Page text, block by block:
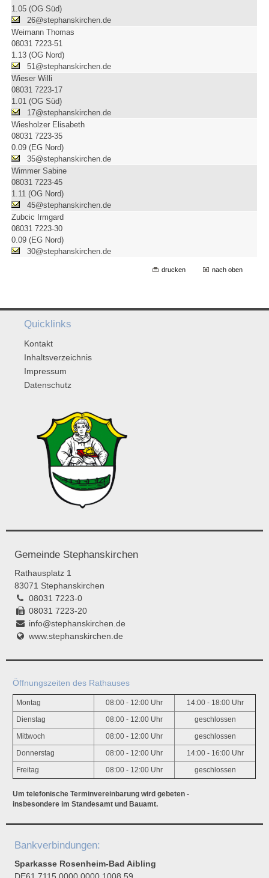
1.05 (OG Süd)
26@stephanskirchen.de
Weimann Thomas
08031 7223-51
1.13 (OG Nord)
51@stephanskirchen.de
Wieser Willi
08031 7223-17
1.01 (OG Süd)
17@stephanskirchen.de
Wiesholzer Elisabeth
08031 7223-35
0.09 (EG Nord)
35@stephanskirchen.de
Wimmer Sabine
08031 7223-45
1.11 (OG Nord)
45@stephanskirchen.de
Zubcic Irmgard
08031 7223-30
0.09 (EG Nord)
30@stephanskirchen.de
drucken nach oben
Quicklinks
Kontakt
Inhaltsverzeichnis
Impressum
Datenschutz
Gemeinde Stephanskirchen
Rathausplatz 1
83071 Stephanskirchen
08031 7223-0
08031 7223-20
info@stephanskirchen.de
www.stephanskirchen.de
Öffnungszeiten des Rathauses
Montag 08:00 - 12:00 Uhr 14:00 - 18:00 Uhr
Dienstag 08:00 - 12:00 Uhr geschlossen
Mittwoch 08:00 - 12:00 Uhr geschlossen
Donnerstag 08:00 - 12:00 Uhr 14:00 - 16:00 Uhr
Freitag 08:00 - 12:00 Uhr geschlossen
Um telefonische Terminvereinbarung wird gebeten -
insbesondere im Standesamt und Bauamt.
Bankverbindungen:
Sparkasse Rosenheim-Bad Aibling